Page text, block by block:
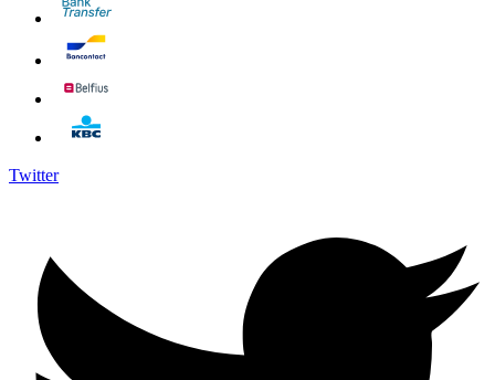
Twitter